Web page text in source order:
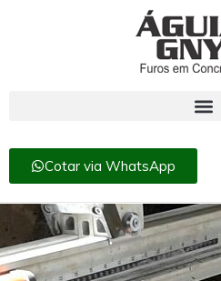
Cotar via WhatsApp